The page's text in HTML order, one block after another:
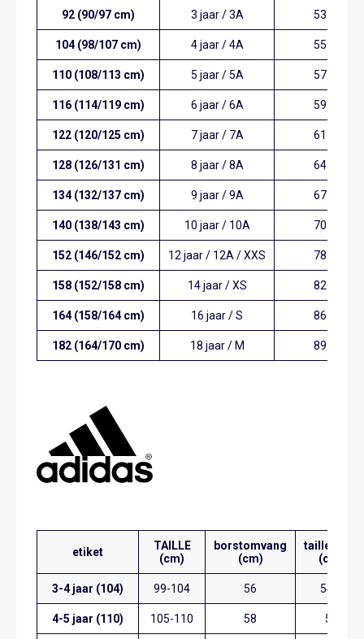
92 (90/97 cm) 3 jaar / 3A 53
104 (98/107 cm) 4 jaar / 4A 55
110 (108/113 cm) 5 jaar / 5A 57
116 (114/119 cm) 6 jaar / 6A 59
122 (120/125 cm) 7 jaar / 7A 61
128 (126/131 cm) 8 jaar / 8A 64
134 (132/137 cm) 9 jaar / 9A 67
140 (138/143 cm) 10 jaar / 10A 70
152 (146/152 cm) 12 jaar / 12A / XXS 78
158 (152/158 cm) 14 jaar / XS 82
164 (158/164 cm) 16 jaar / S 86
182 (164/170 cm) 18 jaar / M 89
etiket
TAILLE
(cm)
borstomvang
(cm)
taillemaat
(cm)
3-4 jaar (104) 99-104 56 54,5
4-5 jaar (110) 105-110 58 55